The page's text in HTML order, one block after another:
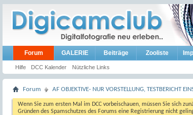
Forum
Hilfe DCC Kalender Nützliche Links
GALERIE Beiträge Zooliste
Forum AF OBJEKTIVE- NUR VORSTELLUNG, TESTBERICHT
Wenn Sie zum ersten Mal im DCC vorbeischauen, müssen Sie sich
Gründen des Spamschutzes des Forums eine Registrierung nicht